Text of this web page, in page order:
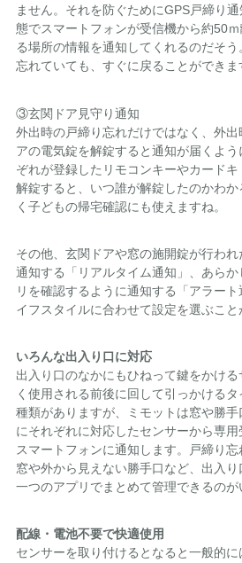
ません。それを防ぐためにGPS戸締り
態でスマートフォンが受信機から約50
る場所の情報を通知してくれるのだそ
忘れていても、すぐに戻ることができま
③玄関ドア見守り通知
外出時の戸締り忘れだけではなく、外
アの電気錠を解錠すると通知が届くよ
ぞれが登録したリモコンキーやカード
解錠すると、いつ誰が解錠したのかわ
く子どもの帰宅確認にも使えますね。
その他、玄関ドアや窓の施開錠が行わ
通知する「リアルタイム通知」、あら
リを確認するように通知する「アラー
イフスタイルに合わせて設定を選ぶこと
いろんな出入り口に対応
出入り口のなかにもひねって鍵をかけ
く使用される前後に回して引っかける
種類がありますが、ミモットは窓や勝
にそれぞれに対応したセンサーから専
スマートフォンに通知します。戸締り
窓や外から見えない勝手口など、出入
一つのアプリでまとめて管理できるのが
配線・電池不要で快適使用
センサーを取り付けるとなると一般的